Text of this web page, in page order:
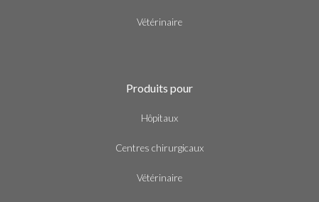
Vétérinaire
Produits pour
Hôpitaux
Centres chirurgicaux
Vétérinaire